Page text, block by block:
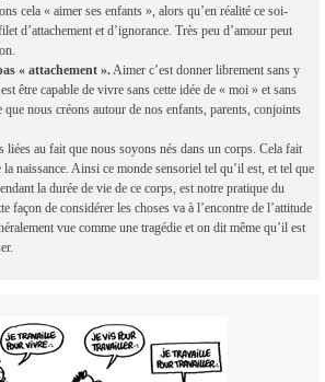
cela « aimer ses enfants », alors qu’en réalité ce soi-
d’attachement et d’ignorance. Très peu d’amour peut
« attachement ».Aimer c’est donner librement sans y
être capable de vivre sans cette idée de « moi » et sans
nous créons autour de nos enfants, parents, conjoints
liées au fait que nous soyons nés dans un corps. Cela fait
naissance. Ainsi ce monde sensoriel tel qu’il est, et tel que
la durée de vie de ce corps, est notre pratique du
façon de considérer les choses va à l’encontre de l’attitude
vue comme une tragédie et on dit même qu’il est